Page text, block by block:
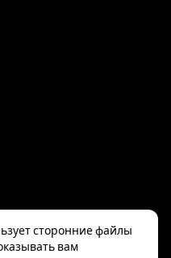
сторонние файлы
вам